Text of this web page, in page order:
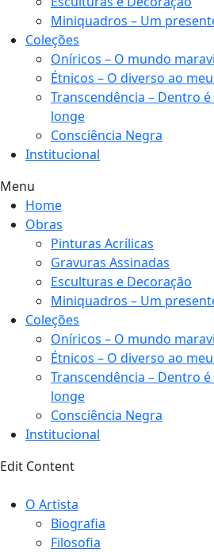
Miniquadros – Um
Coleções
Oníricos – O mundo
Étnicos – O diverso ao
Transcendência – Dentro
longe
Consciência Negra
Institucional
Menu
Home
Obras
Pinturas Acrílicas
Gravuras Assinadas
Esculturas e Decoração
Miniquadros – Um
Coleções
Oníricos – O mundo
Étnicos – O diverso ao
Transcendência – Dentro
longe
Consciência Negra
Institucional
Edit Content
O Artista
Biografia
Filosofia